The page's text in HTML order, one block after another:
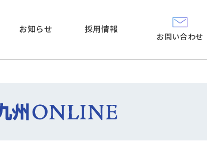
お知らせ 採用情報
お問い合わせ